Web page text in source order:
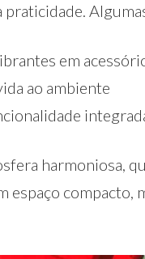
em
ao ambiente
harmoniosa,
espaço compacto,